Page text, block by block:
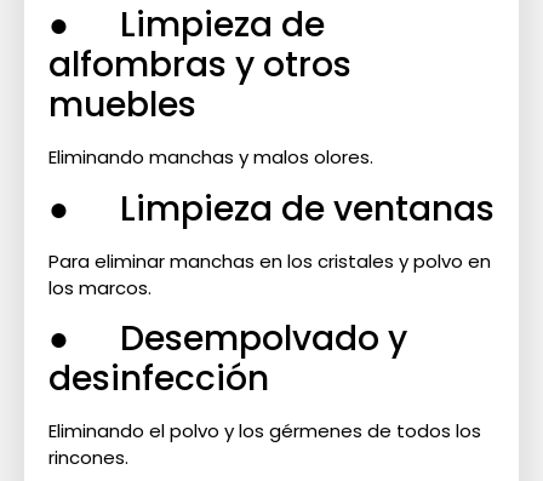
● Limpieza de
alfombras y otros
muebles
Eliminando manchas y malos olores.
● Limpieza de ventanas
Para eliminar manchas en los cristales y polvo en
los marcos.
● Desempolvado y
desinfección
Eliminando el polvo y los gérmenes de todos los
rincones.